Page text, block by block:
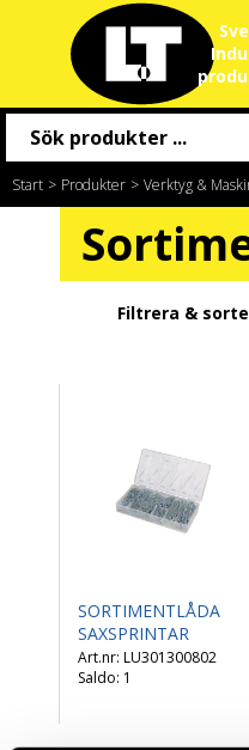
Start / Produkter / Verktyg &
Filtrera &
SORTIMENTLÅDA
SAXSPRINTAR
LU301300802
Saldo: 1